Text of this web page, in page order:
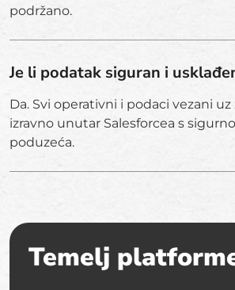
podržano.
Je li podatak siguran i
Da. Svi operativni i podaci vezani
izravno unutar Salesforcea s
poduzeća.
Temelj